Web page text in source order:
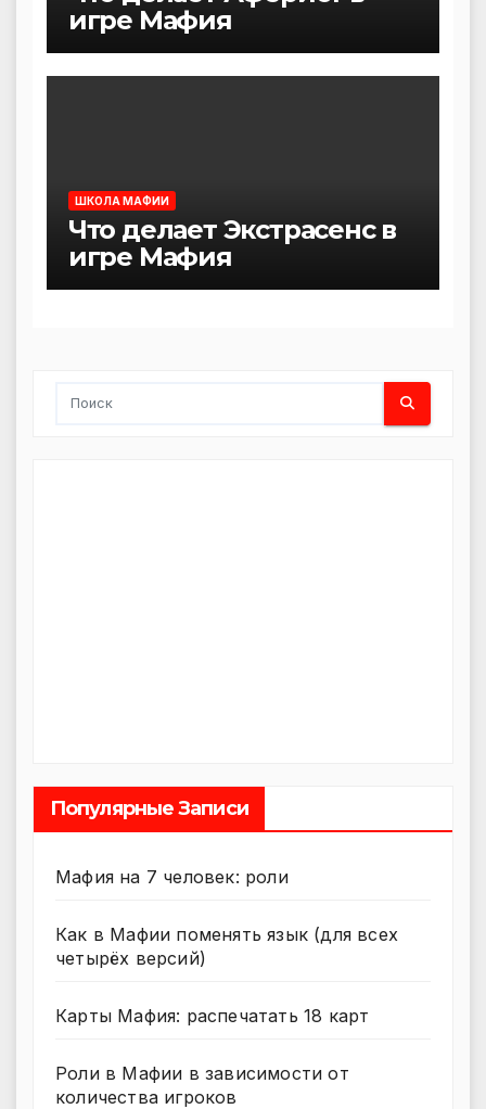
игре Мафия
ШКОЛА МАФИИ
Что делает Экстрасенс в
игре Мафия
Популярные Записи
Мафия на 7 человек: роли
Как в Мафии поменять язык (для всех
четырёх версий)
Карты Мафия: распечатать 18 карт
Роли в Мафии в зависимости от
количества игроков